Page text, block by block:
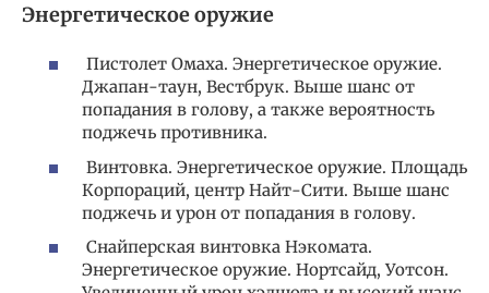
Энергетическое оружие
Пистолет Омаха. Энергетическое оружие.
Джапан-таун, Вестбрук. Выше шанс от
попадания в голову, а также вероятность
поджечь противника.
Винтовка. Энергетическое оружие. Площадь
Корпораций, центр Найт-Сити. Выше шанс
поджечь и урон от попадания в голову.
Снайперская винтовка Нэкомата.
Энергетическое оружие. Нортсайд, Уотсон.